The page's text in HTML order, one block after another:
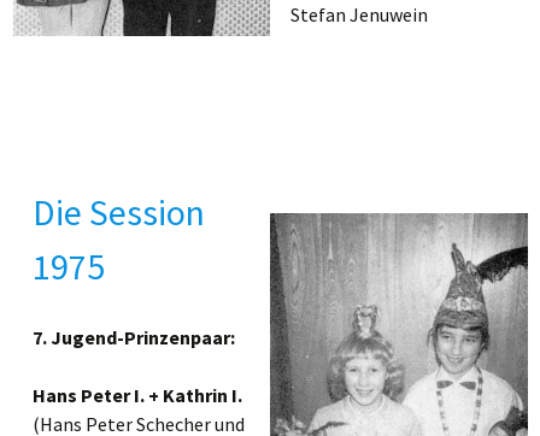
Stefan Jenuwein
Die Session
1975
7. Jugend-Prinzenpaar:
Hans Peter I. + Kathrin I.
(Hans Peter Schecher und